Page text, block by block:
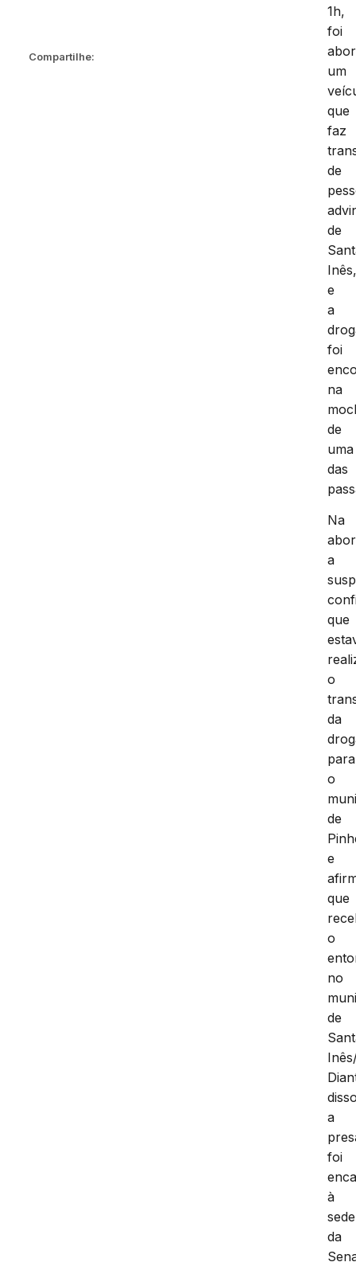
Compartilhe:
1h,
foi
um
que
faz
de
de
e
a
foi
na
de
uma
das
Na
a
que
o
da
para
o
de
e
que
o
no
de
a
foi
à
sede
da